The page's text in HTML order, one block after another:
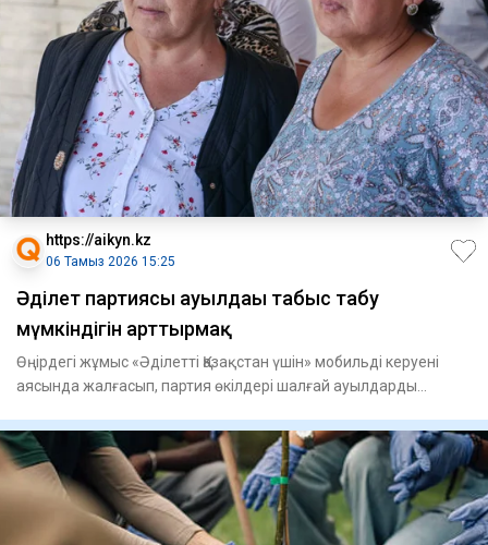
https://aikyn.kz
06 Тамыз 2026 15:25
Әділет партиясы ауылдағы табыс табу
мүмкіндігін арттырмақ
Өңірдегі жұмыс «Әділетті Қазақстан үшін» мобильді керуені
аясында жалғасып, партия өкілдері шалғай ауылдарды